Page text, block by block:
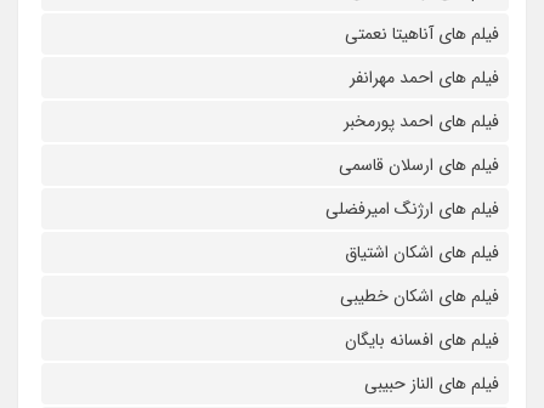
فیلم های آناهیتا نعمتی
فیلم های احمد مهرانفر
فیلم های احمد پورمخبر
فیلم های ارسلان قاسمی
فیلم های ارژنگ امیرفضلی
فیلم های اشکان اشتیاق
فیلم های اشکان خطیبی
فیلم های افسانه بایگان
فیلم های الناز حبیبی